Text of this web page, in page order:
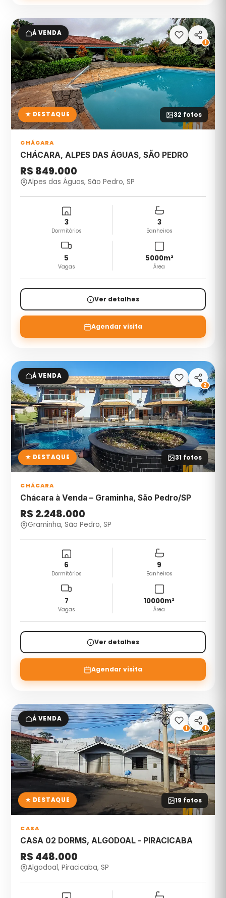
À VENDA
32 fotos
★ DESTAQUE
1
CHÁCARA
CHÁCARA, ALPES DAS ÁGUAS, SÃO PEDRO
R$ 849.000
Alpes das Águas, São Pedro, SP
3
Dormitórios
3
Banheiros
5
Vagas
5000m²
Área
Ver detalhes
Agendar visita
À VENDA
31fotos
★ DESTAQUE
2
CHÁCARA
Chácara à Venda – Graminha, São Pedro/SP
R$ 2.248.000
Graminha, São Pedro, SP
6
Dormitórios
9
Banheiros
7
Vagas
10000m²
Área
Ver detalhes
Agendar visita
À VENDA
19 fotos
★ DESTAQUE
1 1
CASA
CASA 02 DORMS, ALGODOAL - PIRACICABA
R$ 448.000
Algodoal, Piracicaba, SP